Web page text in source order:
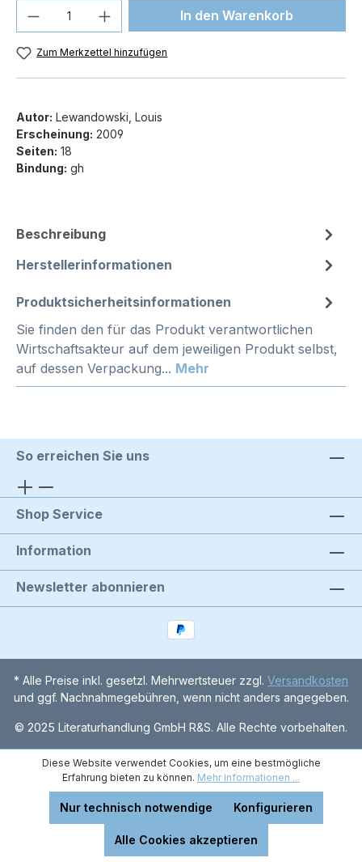
Produkt Anzahl: Gib denIn den Warenkorb
Zum Merkzettel hinzufügen
Autor: Lewandowski, Louis
Erscheinung: 2009
Seiten: 18
Bindung: gh
Beschreibung
Herstellerinformationen
Produktsicherheitsinformationen
Sie finden den für das Produkt verantwortlichen
Wirtschaftsakteur auf dem jeweiligen Produkt selbst,
auf dessen Verpackung... Mehr
So erreichen Sie uns
Shop Service
Information
Newsletter abonnieren
* Alle Preise inkl. gesetzl. Mehrwertsteuer zzgl. Versandkosten
und ggf. Nachnahmegebühren, wenn nicht anders angegeben.
© 2025 Literaturhandlung GmbH R&S. Alle Rechte vorbehalten.
Diese Website verwendet Cookies, um eine bestmögliche
Erfahrung bieten zu können. Mehr Informationen ...
Nur technisch notwendige Konfigurieren
Alle Cookies akzeptieren